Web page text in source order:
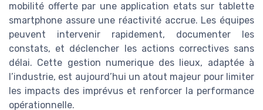
mobilité offerte par une application etats sur tablette
smartphone assure une réactivité accrue. Les équipes
peuvent intervenir rapidement, documenter les
constats, et déclencher les actions correctives sans
délai. Cette gestion numerique des lieux, adaptée à
l’industrie, est aujourd’hui un atout majeur pour limiter
les impacts des imprévus et renforcer la performance
opérationnelle.